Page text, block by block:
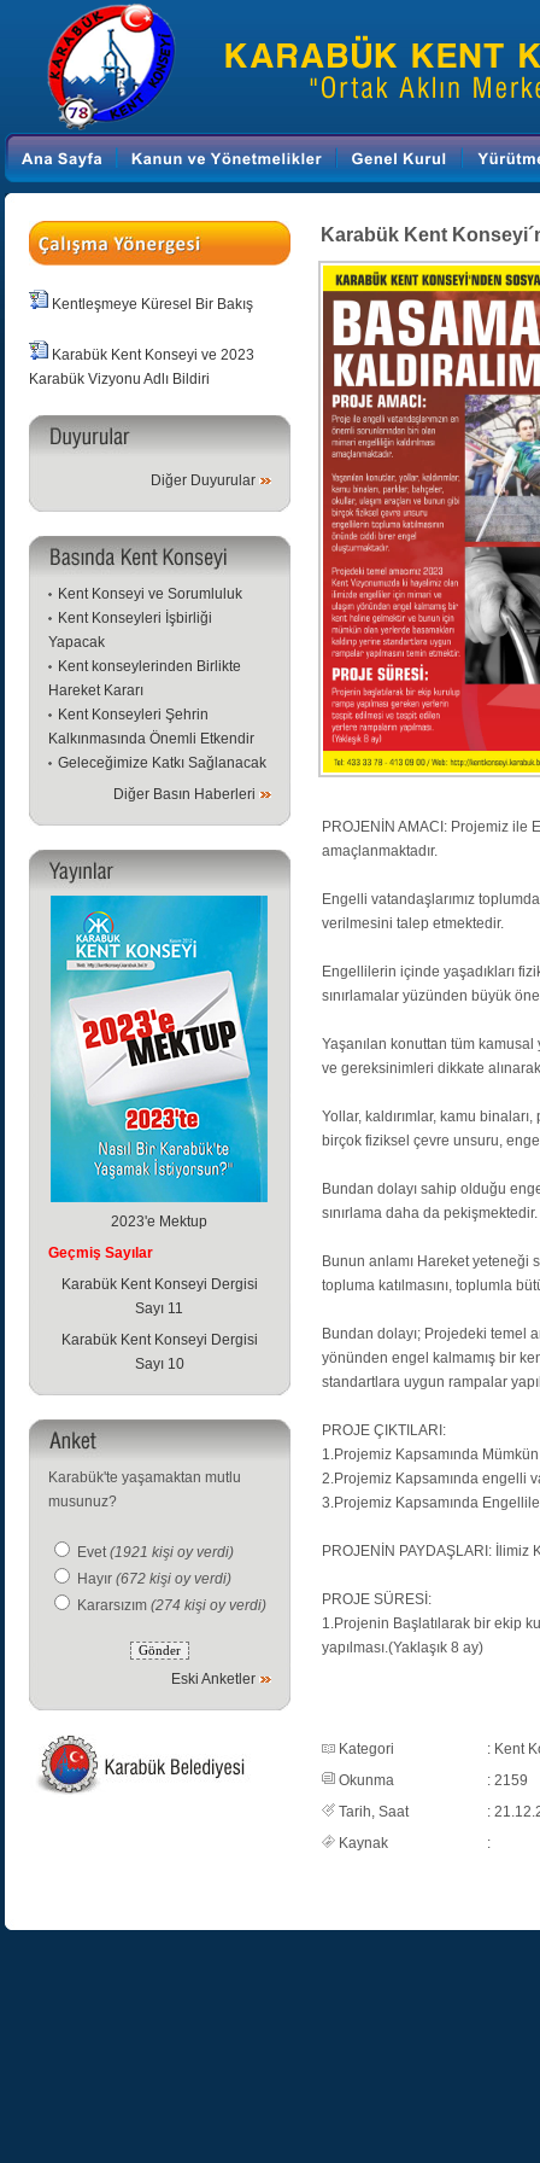
Kentleşmeye Küresel Bir Bakış
Karabük Kent Konseyi ve 2023
Karabük Vizyonu Adlı Bildiri
Diğer Duyurular
Kent Konseyi ve Sorumluluk
Kent Konseyleri İşbirliği
Yapacak
Kent konseylerinden Birlikte
Hareket Kararı
Kent Konseyleri Şehrin
Kalkınmasında Önemli Etkendir
Geleceğimize Katkı Sağlanacak
Diğer Basın Haberleri
2023'e Mektup
Geçmiş Sayılar
Karabük Kent Konseyi Dergisi
Sayı 11
Karabük Kent Konseyi Dergisi
Sayı 10
Karabük'te yaşamaktan mutlu
musunuz?
Evet(1921 kişi oy verdi)
Hayır (672 kişi oy verdi)
Kararsızım (274 kişi oy verdi)
Eski Anketler
Karabük Kent
PROJENİN AMACI: Projemiz ile
amaçlanmaktadır.
Engelli vatandaşlarımız
verilmesini talep etmektedir.
Engellilerin içinde yaşadıkları
sınırlamalar yüzünden büyük
Yaşanılan konuttan tüm
ve gereksinimleri dikkate
Yollar, kaldırımlar, kamu
birçok fiziksel çevre unsuru,
Bundan dolayı sahip olduğu
sınırlama daha da pekişmektedir.
Bunun anlamı Hareket yeteneği
topluma katılmasını, toplumla
Bundan dolayı; Projedeki temel
yönünden engel kalmamış bir
standartlara uygun rampalar
PROJE ÇIKTILARI:
1.Projemiz Kapsamında
2.Projemiz Kapsamında engelli
3.Projemiz Kapsamında
PROJENİN PAYDAŞLARI:
PROJE SÜRESİ:
1.Projenin Başlatılarak bir ekip
yapılması.(Yaklaşık 8 ay)
Kategori
: Kent
Okunma
: 2159
Tarih, Saat
:
Kaynak
: